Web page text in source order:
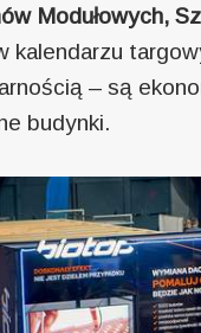
Modułowych,
kalendarzu
– są
budynki.